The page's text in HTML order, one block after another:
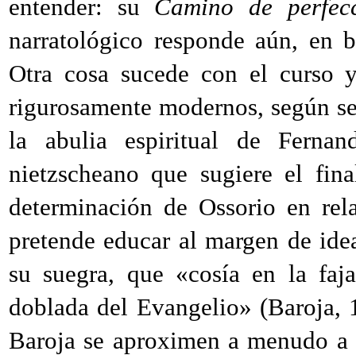
entender: su Camino de
narratológico responde aún, en
Otra cosa sucede con el curso
rigurosamente modernos, según
la abulia espiritual de
nietzscheano que sugiere el
determinación de Ossorio en
pretende educar al margen de
su suegra, que «cosía en la
doblada del Evangelio» (Baroja,
Baroja se aproximen a menudo